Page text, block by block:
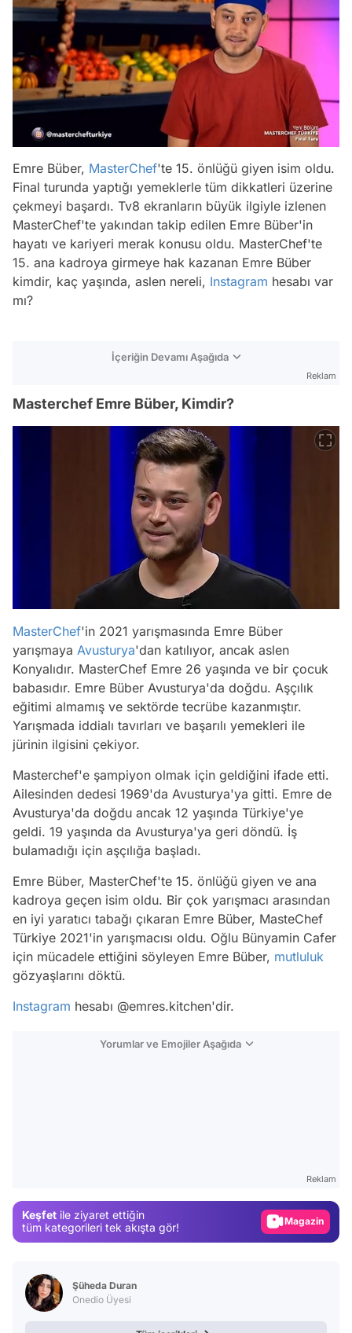
Emre Büber, MasterChef'te 15. önlüğü giyen isim oldu.
Final turunda yaptığı yemeklerle tüm dikkatleri üzerine
çekmeyi başardı. Tv8 ekranların büyük ilgiyle izlenen
MasterChef'te yakından takip edilen Emre Büber'in
hayatı ve kariyeri merak konusu oldu. MasterChef'te
15. ana kadroya girmeye hak kazanan Emre Büber
kimdir, kaç yaşında, aslen nereli, Instagram hesabı var
mı?
İçeriğin Devamı Aşağıda
Reklam
Masterchef Emre Büber, Kimdir?
MasterChef'in 2021 yarışmasında Emre Büber
yarışmaya Avusturya'dan katılıyor, ancak aslen
Konyalıdır. MasterChef Emre 26 yaşında ve bir çocuk
babasıdır. Emre Büber Avusturya'da doğdu. Aşçılık
eğitimi almamış ve sektörde tecrübe kazanmıştır.
Yarışmada iddialı tavırları ve başarılı yemekleri ile
jürinin ilgisini çekiyor.
Masterchef'e şampiyon olmak için geldiğini ifade etti.
Ailesinden dedesi 1969'da Avusturya'ya gitti. Emre de
Avusturya'da doğdu ancak 12 yaşında Türkiye'ye
geldi. 19 yaşında da Avusturya'ya geri döndü. İş
bulamadığı için aşçılığa başladı.
Emre Büber, MasterChef'te 15. önlüğü giyen ve ana
kadroya geçen isim oldu. Bir çok yarışmacı arasından
en iyi yaratıcı tabağı çıkaran Emre Büber, MasteChef
Türkiye 2021'in yarışmacısı oldu. Oğlu Bünyamin Cafer
için mücadele ettiğini söyleyen Emre Büber, mutluluk
gözyaşlarını döktü.
Instagram hesabı @emres.kitchen'dir.
Yorumlar ve Emojiler Aşağıda
Reklam
Keşfet ile ziyaret ettiğin
tüm kategorileri tek akışta gör!
Magazin
Şüheda Duran
Onedio Üyesi